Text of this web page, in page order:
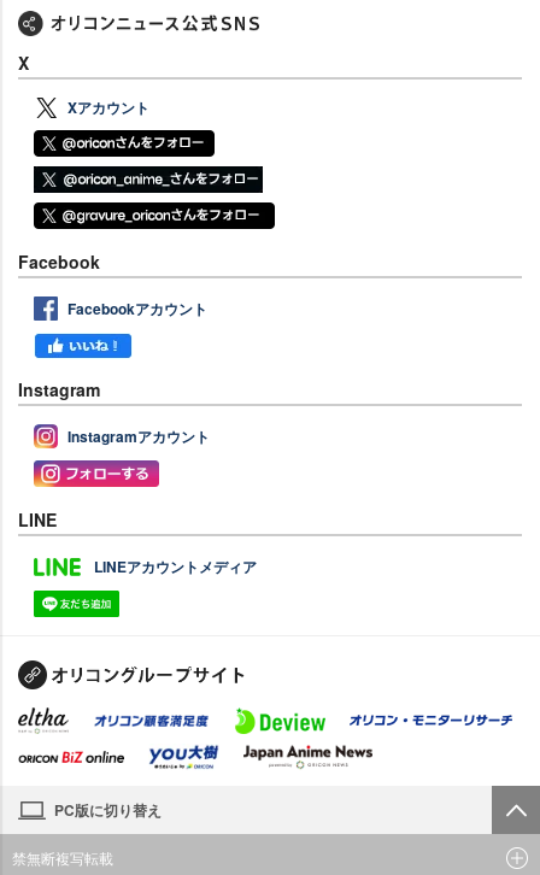
X
Xアカウント
Facebook
Facebookアカウント
Instagram
Instagramアカウント
LINE
LINEアカウントメディア
PC版に切り替え
禁無断複写転載